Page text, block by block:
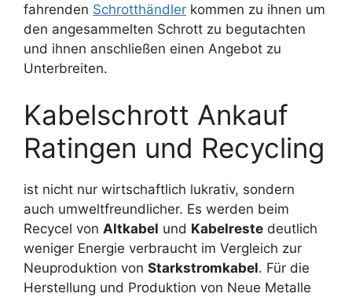
fahrenden Schrotthändler kommen zu ihnen um
den angesammelten Schrott zu begutachten
und ihnen anschließen einen Angebot zu
Unterbreiten.
Kabelschrott Ankauf
Ratingen und Recycling
ist nicht nur wirtschaftlich lukrativ, sondern
auch umweltfreundlicher. Es werden beim
Recycel von Altkabel und Kabelreste deutlich
weniger Energie verbraucht im Vergleich zur
Neuproduktion von Starkstromkabel. Für die
Herstellung und Produktion von Neue Metalle